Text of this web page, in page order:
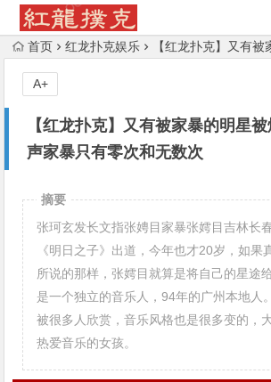
首页 红龙扑克娱乐 【红龙扑克】又有被家暴的明星被
【红龙扑克】又有被家暴的明星
声家暴只有零次和无数次
A+
摘要
张珂玄发长文指张娉目家暴张嫮目吉林长
《明日之子》出道，今年也才20岁，如果
所说的那样，张嫮目就算是将自己的星途
是一个独立的音乐人，94年的广州本地人
被很多人欣赏，音乐风格也是很多变的，
热爱音乐的女孩。